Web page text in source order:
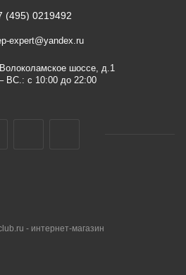
(495) 0219492
expert@yandex.ru
шоссе, д.1
ВС.: с 10:00 до 22:00
- интернет-магазин